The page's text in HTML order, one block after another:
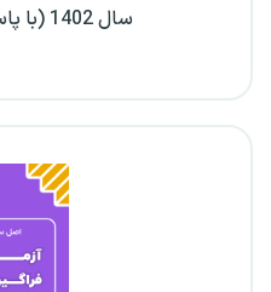
سال 1402 (با پاسخ‌نامه تشریحی)